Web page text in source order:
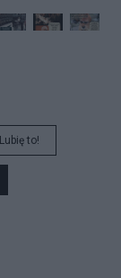
Lubię to!